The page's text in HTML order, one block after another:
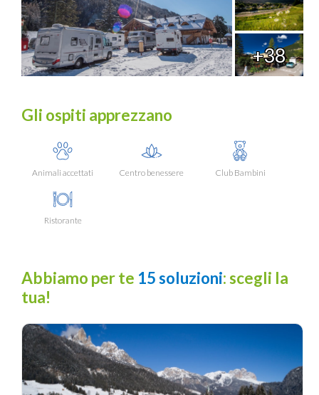
+38
Gli ospiti apprezzano
Animali accettati Centro benessere Club Bambini
Ristorante
Abbiamo per te 15 soluzioni: scegli la
tua!